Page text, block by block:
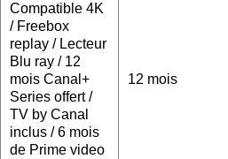
Compatible 4K
/ Freebox
replay / Lecteur
Blu ray / 12
mois Canal+
Series offert /
TV by Canal
inclus / 6 mois
de Prime video
12 mois